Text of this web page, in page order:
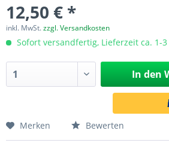
12,50 € *
inkl. MwSt.zzgl. Versandkosten
Sofort versandfertig, Lieferzeit ca. 1-3
In den
Merken Bewerten